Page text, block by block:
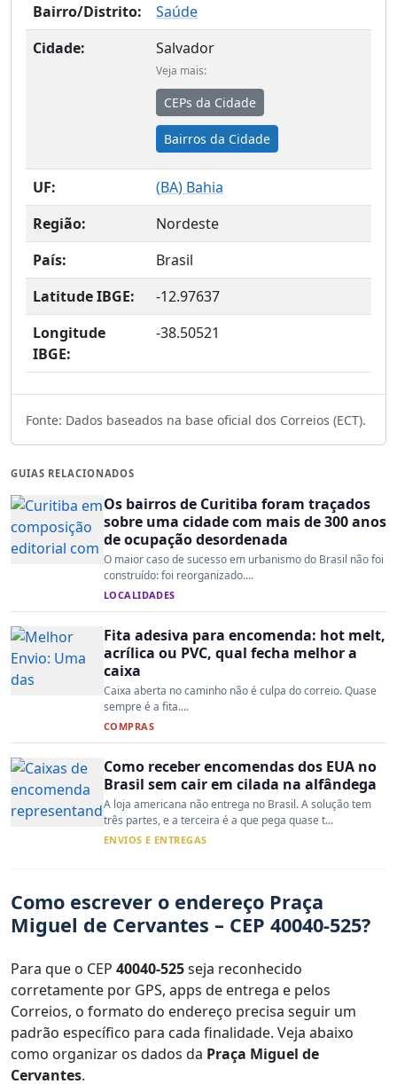
Bairro/Distrito:
Saúde
Cidade:
Salvador
Veja mais:
CEPs da Cidade
Bairros da Cidade
UF: (BA) Bahia
Região:
Nordeste
País:
Brasil
Latitude IBGE:
-12.97637
Longitude
IBGE:
-38.50521
Fonte: Dados baseados na base oficial dos Correios (ECT).
GUIAS RELACIONADOS
Os bairros de Curitiba foram traçados
sobre uma cidade com mais de 300 anos
de ocupação desordenada
O maior caso de sucesso em urbanismo do Brasil não foi
construído: foi reorganizado....
LOCALIDADES
Fita adesiva para encomenda: hot melt,
acrílica ou PVC, qual fecha melhor a
caixa
Caixa aberta no caminho não é culpa do correio. Quase
sempre é a fita....
COMPRAS
Como receber encomendas dos EUA no
Brasil sem cair em cilada na alfândega
A loja americana não entrega no Brasil. A solução tem
três partes, e a terceira é a que pega quase t...
ENVIOS E ENTREGAS
Como escrever o endereço Praça
Miguel de Cervantes – CEP 40040-525?
Para que o CEP 40040-525seja reconhecido
corretamente por GPS, apps de entrega e pelos
Correios, o formato do endereço precisa seguir um
padrão específico para cada finalidade. Veja abaixo
como organizar os dados da Praça Miguel de
Cervantes.